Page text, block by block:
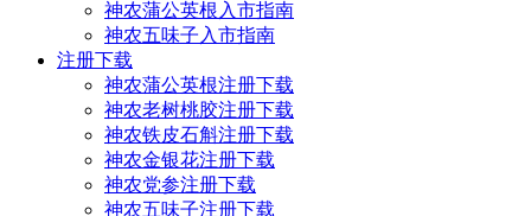
神农蒲公英根入市指南
神农五味子入市指南
注册下载
神农蒲公英根注册下载
神农老树桃胶注册下载
神农铁皮石斛注册下载
神农金银花注册下载
神农党参注册下载
神农五味子注册下载